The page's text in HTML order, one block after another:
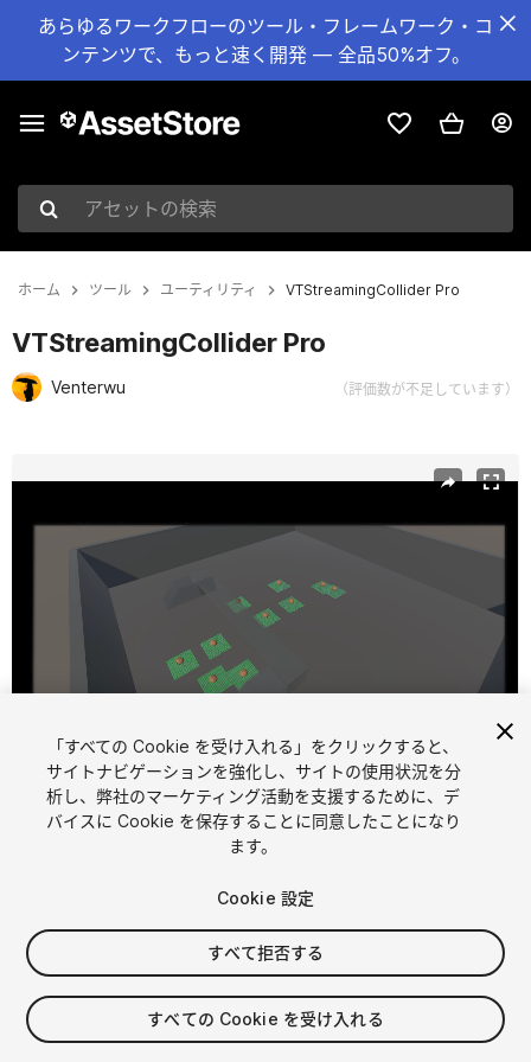
あらゆるワークフローのツール・フレームワーク・コ
ンテンツで、もっと速く開発 — 全品50%オフ。
アセットの検索
ホーム ツール ユーティリティ VTStreamingCollider Pro
VTStreamingCollider Pro
Venterwu （評価数が不足しています）
1 /4
$30
シート 1
「すべての Cookie を受け入れる」をクリックすると、
サイトナビゲーションを強化し、サイトの使用状況を分
析し、弊社のマーケティング活動を支援するために、デ
バイスに Cookie を保存することに同意したことになり
ます。
Cookie 設定
すべて拒否する
すべての Cookie を受け入れる